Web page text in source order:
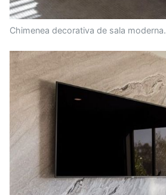
Chimenea decorativa de sala moderna.